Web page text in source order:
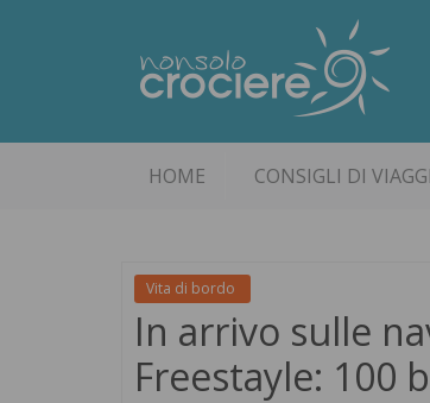
HOME CONSIGLI DI
Vita di bordo
In arrivo sulle
Freestayle: 100